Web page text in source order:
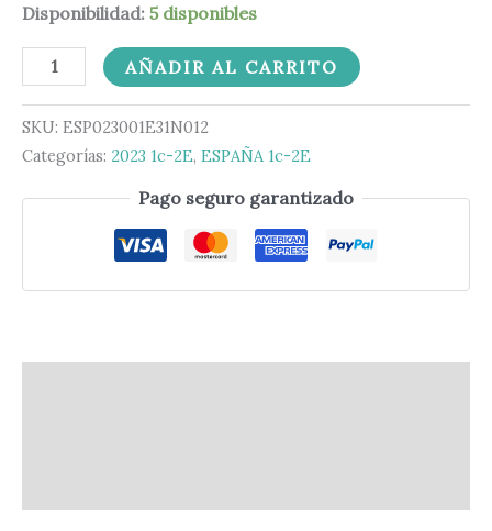
Disponibilidad: 5 disponibles
AÑADIR AL CARRITO
SKU: ESP023001E31N012
Categorías: 2023 1c-2E, ESPAÑA 1c-2E
Pago seguro garantizado